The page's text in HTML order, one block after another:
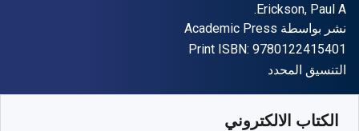
المؤلف (المؤلفون)
Erickson, Paul A.
الناشر
نشر بواسطة Academic Press
Print ISBN: 9780122415401
شكل
التنسيق المحدد
الكتاب الالكتروني